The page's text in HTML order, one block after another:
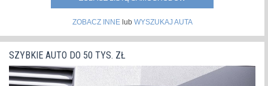
ZOBACZ INNElub WYSZUKAJ AUTA
SZYBKIE AUTO DO 50 TYS. ZŁ